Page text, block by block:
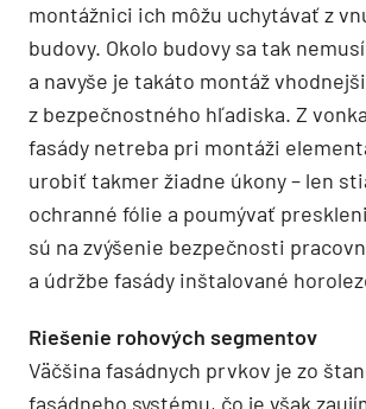
montážnici ich môžu uchytávať z
budovy. Okolo budovy sa tak
a navyše je takáto montáž
z bezpečnostného hľadiska. Z
fasády netreba pri montáži
urobiť takmer žiadne úkony – len
ochranné fólie a poumývať
sú na zvýšenie bezpečnosti
a údržbe fasády inštalované
Riešenie rohových segmentov
Väčšina fasádnych prvkov je zo
fasádneho systému, čo je však